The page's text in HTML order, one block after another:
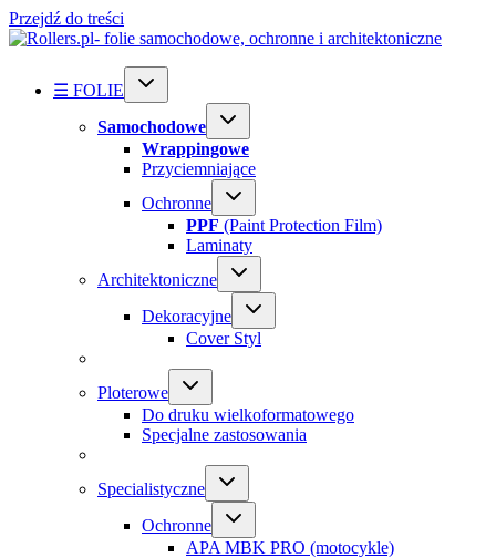
Przejdź do treści
☰ FOLIE
Samochodowe
Wrappingowe
Przyciemniające
Ochronne
PPF (Paint Protection Film)
Laminaty
Architektoniczne
Dekoracyjne
Cover Styl
Ploterowe
Do druku wielkoformatowego
Specjalne zastosowania
Specialistyczne
Ochronne
APA MBK PRO (motocykle)